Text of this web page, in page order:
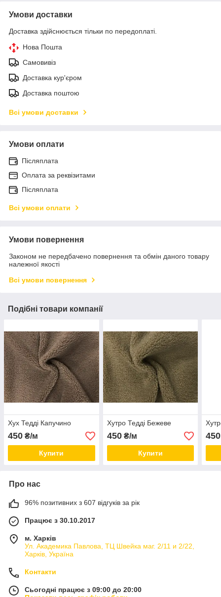
Умови доставки
Доставка здійснюється тільки по передоплаті.
Нова Пошта
Самовивіз
Доставка кур'єром
Доставка поштою
Всі умови доставки
Умови оплати
Післяплата
Оплата за реквізитами
Післяплата
Всі умови оплати
Умови повернення
Законом не передбачено повернення та обмін даного товару
належної якості
Всі умови повернення
Подібні товари компанії
Хух Тедді Капучино
450 ₴/м
Купити
Хутро Тедді Бежеве
450₴/м
Купити
450
Про нас
96% позитивних з 607 відгуків за рік
Працює з 30.10.2017
м. Харків
Ул. Академика Павлова, ТЦ Швейка маг. 2/11 и 2/22,
Харків, Україна
Контакти
Сьогодні працює з 09:00 до 20:00